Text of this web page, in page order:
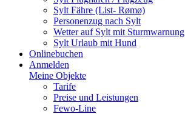
Sylt Fähre (List- Rømø)
Personenzug nach Sylt
Wetter auf Sylt mit Sturmwarnung
Sylt Urlaub mit Hund
Onlinebuchen
Anmelden
Meine Objekte
Tarife
Preise und Leistungen
Fewo-Line